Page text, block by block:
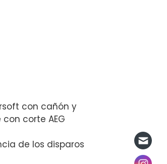
con cañón y
corte AEG
de los disparos